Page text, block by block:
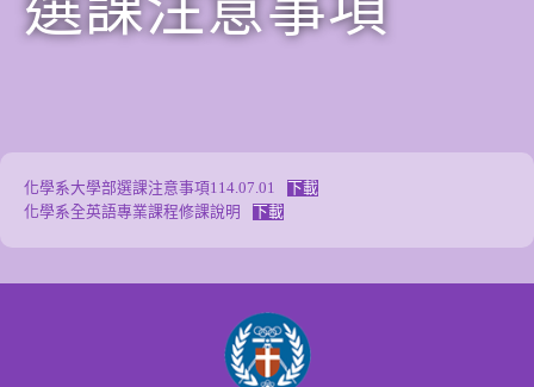
化學系大學部選課注意事項114.07.01
下載
化學系全英語專業課程修課說明
下載